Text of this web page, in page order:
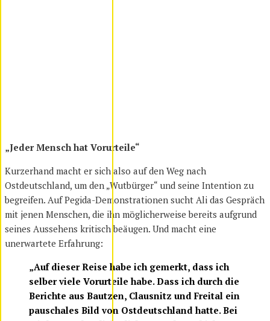
„Jeder Mensch hat Vorurteile“
Kurzerhand macht er sich also auf den Weg nach
Ostdeutschland, um den „Wutbürger“ und seine Intention zu
begreifen. Auf Pegida-Demonstrationen sucht Ali das Gespräch
mit jenen Menschen, die ihn möglicherweise bereits aufgrund
seines Aussehens kritisch beäugen. Und macht eine
unerwartete Erfahrung:
„Auf dieser Reise habe ich gemerkt, dass ich
selber viele Vorurteile habe. Dass ich durch die
Berichte aus Bautzen, Clausnitz und Freital ein
pauschales Bild von Ostdeutschland hatte. Bei